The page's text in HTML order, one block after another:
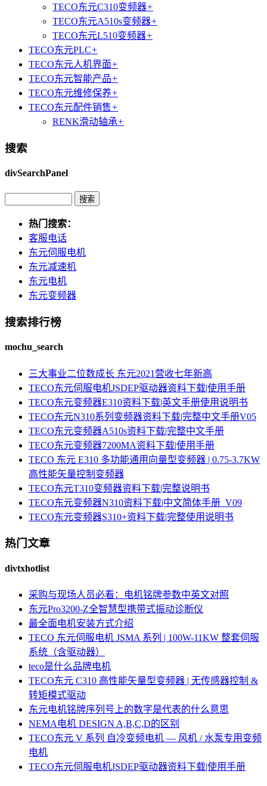
TECO东元C310变频器+
TECO东元A510s变频器+
TECO东元L510变频器+
TECO东元PLC+
TECO东元人机界面+
TECO东元智能产品+
TECO东元维修保养+
TECO东元配件销售+
RENK滑动轴承+
搜索
divSearchPanel
热门搜索：
客服电话
东元伺服电机
东元减速机
东元电机
东元变频器
搜索排行榜
mochu_search
三大事业二位数成长 东元2021营收七年新高
TECO东元伺服电机JSDEP驱动器资料下载|使用手册
TECO东元变频器E310资料下载|英文手册使用说明书
TECO东元N310系列变频器资料下载|完整中文手册V05
TECO东元变频器A510s资料下载|完整中文手册
TECO东元变频器7200MA资料下载|使用手册
TECO 东元 E310 多功能通用向量型变频器 | 0.75-3.7KW
高性能矢量控制变频器
TECO东元T310变频器资料下载|完整说明书
TECO东元变频器N310资料下载|中文简体手册_V09
TECO东元变频器S310+资料下载|完整使用说明书
热门文章
divtxhotlist
采购与现场人员必看：电机铭牌参数中英文对照
东元Pro3200-Z全智慧型携带式振动诊断仪
最全面电机安装方式介绍
TECO 东元伺服电机 JSMA 系列 | 100W-11KW 整套伺服
系统（含驱动器）
teco是什么品牌电机
TECO东元 C310 高性能矢量型变频器 | 无传感器控制 &
转矩模式驱动
东元电机铭牌序列号上的数字是代表的什么意思
NEMA电机 DESIGN A,B,C,D的区别
TECO东元 V 系列 自冷变频电机 — 风机 / 水泵专用变频
电机
TECO东元伺服电机JSDEP驱动器资料下载|使用手册